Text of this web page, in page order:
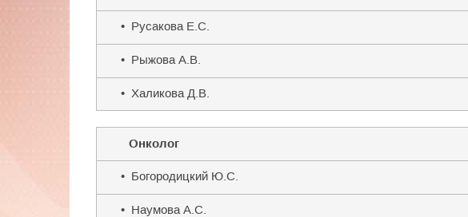
• Русакова Е.С.
• Рыжова А.В.
• Халикова Д.В.
Онколог
• Богородицкий Ю.С.
• Наумова А.С.